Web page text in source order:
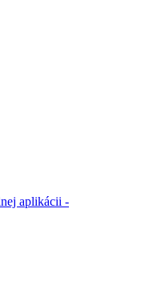
aplikácii -